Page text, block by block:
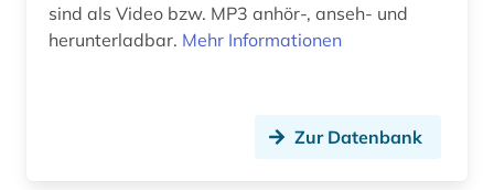
sind als Video bzw. MP3 anhör-, anseh- und
herunterladbar. Mehr Informationen
Zur Datenbank